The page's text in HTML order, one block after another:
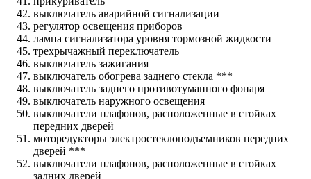
выключатель аварийной сигнализации
регулятор освещения приборов
лампа сигнализатора уровня тормозной жидкости
трехрычажный переключатель
выключатель зажигания
выключатель обогрева заднего стекла ***
выключатель заднего противотуманного фонаря
выключатель наружного освещения
выключатели плафонов, расположенные в стойках
передних дверей
моторедукторы электростеклоподъемников передних
дверей ***
выключатели плафонов, расположенные в стойках
задних дверей